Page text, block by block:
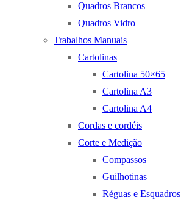
Quadros Brancos
Quadros Vidro
Trabalhos Manuais
Cartolinas
Cartolina 50×65
Cartolina A3
Cartolina A4
Cordas e cordéis
Corte e Medição
Compassos
Guilhotinas
Réguas e Esquadros